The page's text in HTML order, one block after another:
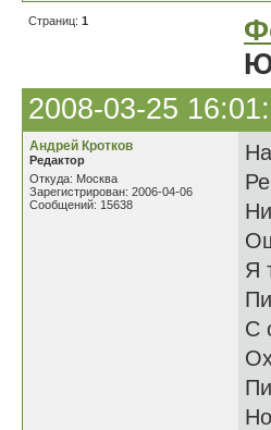
Страниц: 1
2008-03-25
Андрей Кротков
Редактор
Откуда: Москва
Зарегистрирован: 2006-04-06
Сообщений: 15638
Я
С